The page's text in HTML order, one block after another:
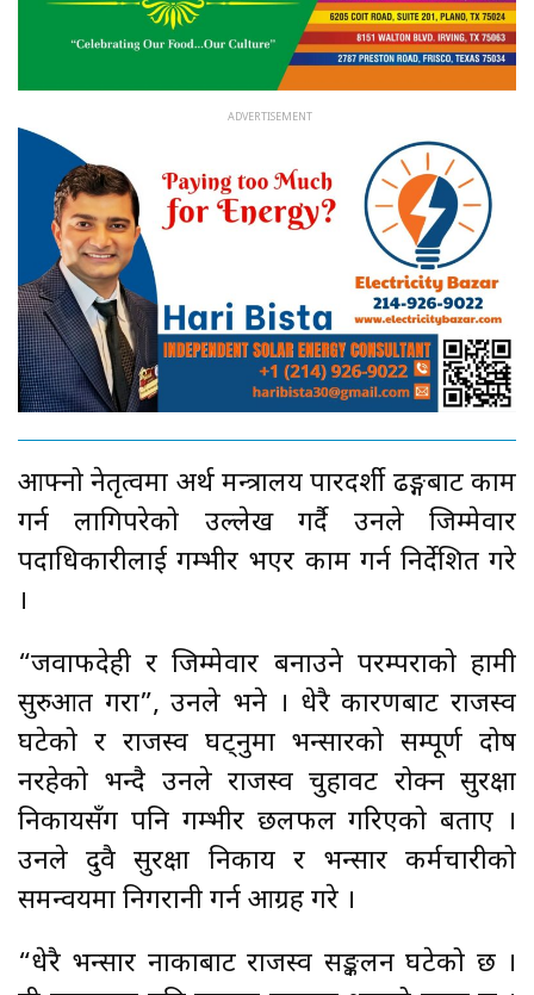
आफ्नो नेतृत्वमा अर्थ मन्त्रालय पारदर्शी ढङ्गबाट काम
गर्न लागिपरेको उल्लेख गर्दै उनले जिम्मेवार
पदाधिकारीलाई गम्भीर भएर काम गर्न निर्देशित गरे
।
“जवाफदेही र जिम्मेवार बनाउने परम्पराको हामी
सुरुआत गरौँ”, उनले भने । धेरै कारणबाट राजस्व
घटेको र राजस्व घट्नुमा भन्सारको सम्पूर्ण दोष
नरहेको भन्दै उनले राजस्व चुहावट रोक्न सुरक्षा
निकायसँग पनि गम्भीर छलफल गरिएको बताए ।
उनले दुवै सुरक्षा निकाय र भन्सार कर्मचारीको
समन्वयमा निगरानी गर्न आग्रह गरे ।
“धेरै भन्सार नाकाबाट राजस्व सङ्कलन घटेको छ ।